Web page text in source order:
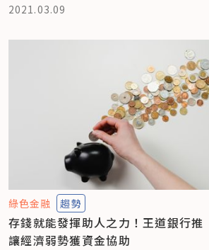
2021.03.09
綠色金融 趨勢
存錢就能發揮助人之力！王道銀行推
讓經濟弱勢獲資金協助